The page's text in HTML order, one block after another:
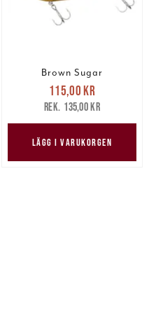
Brown Sugar
Nuvarande pris
115,00 krTidigare pris
135,00 kr
115,00 kr
135,00 kr
LÄGG I VARUKORGEN